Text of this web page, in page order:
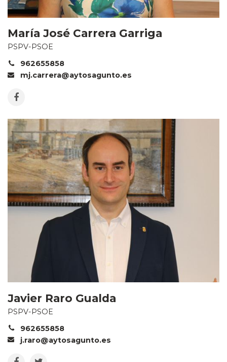
María José Carrera Garriga
PSPV-PSOE
962655858
mj.carrera@aytosagunto.es
Javier Raro Gualda
PSPV-PSOE
962655858
j.raro@aytosagunto.es